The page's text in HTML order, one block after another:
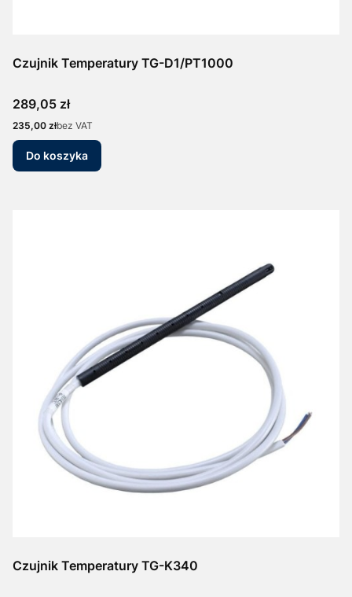
Czujnik Temperatury TG-D1/PT1000
Cena
289,05 zł
Cena
235,00 złbez VAT
Do koszyka
Czujnik Temperatury TG-K340